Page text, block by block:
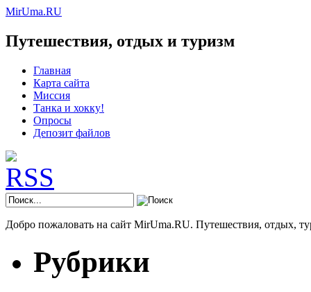
MirUma.RU
Путешествия, отдых и туризм
Главная
Карта сайта
Миссия
Танка и хокку!
Опросы
Депозит файлов
Добро пожаловать на сайт MirUma.RU. Путешествия, отдых,
Рубрики